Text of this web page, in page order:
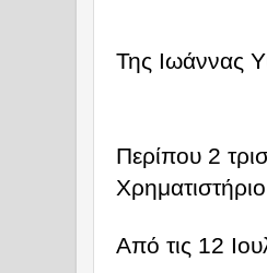
Της Ιωάννας
Περίπου 2
Από τις 12